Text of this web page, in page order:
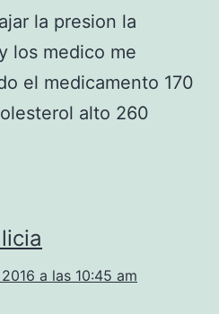
la presion la
los medico me
el medicamento 170
alto 260
a las 10:45 am